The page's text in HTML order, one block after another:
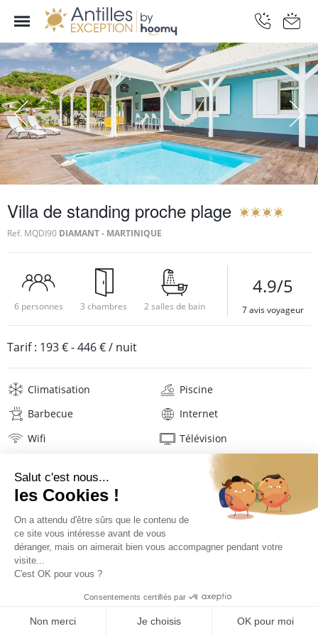
Villa de standing proche plage
Ref. MQDI90 DIAMANT - MARTINIQUE
6 personnes 3 chambres 2 salles de bain
4.9/5
7 avis voyageur
Tarif : 193 €-446 €/ nuit
Climatisation
Piscine
Barbecue
Internet
Wifi
Télévision
Sèche-linge
Mat. de repassage
Linge de maison
TARIFS ET RÉSERVATION
Description Avis Localisation
Situation de la villa